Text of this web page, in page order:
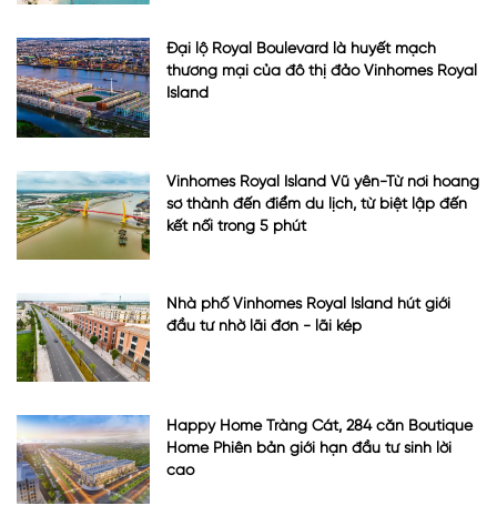
Đại lộ Royal Boulevard là huyết mạch
thương mại của đô thị đảo Vinhomes Royal
Island
Vinhomes Royal Island Vũ yên-Từ nơi hoang
sơ thành đến điểm du lịch, từ biệt lập đến
kết nối trong 5 phút
Nhà phố Vinhomes Royal Island hút giới
đầu tư nhờ lãi đơn - lãi kép
Happy Home Tràng Cát, 284 căn Boutique
Home Phiên bản giới hạn đầu tư sinh lời
cao